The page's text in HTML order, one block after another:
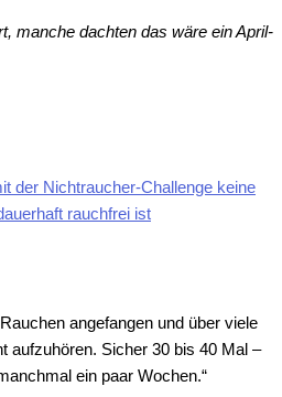
manche dachten das wäre ein April-
angefangen und über viele
aufzuhören. Sicher 30 bis 40 Mal –
ein paar Wochen.“